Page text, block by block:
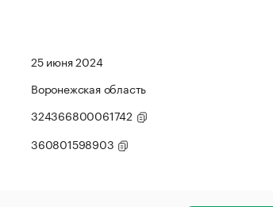
25 июня 2024
Воронежская область
324366800061742
360801598903